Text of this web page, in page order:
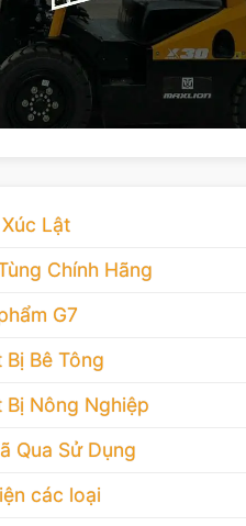
Lật
Chính Hãng
G7
Bị Bê Tông
Bị Nông Nghiệp
Qua Sử Dụng
các loại